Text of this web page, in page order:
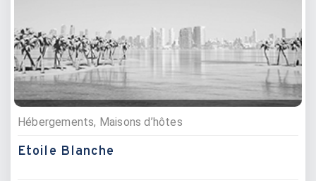
Hébergements, Maisons d’hôtes
Etoile Blanche